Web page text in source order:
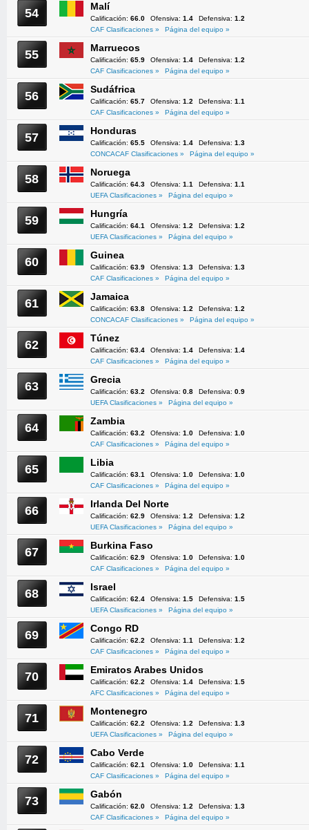
54 Malí
Calificación: 66.0 Ofensiva: 1.4 Defensiva: 1.2
CAF Clasificaciones »
Página del equipo »
55 Marruecos
Calificación: 65.9 Ofensiva: 1.4 Defensiva: 1.2
CAF Clasificaciones »
Página del equipo »
56 Sudáfrica
Calificación: 65.7 Ofensiva: 1.2 Defensiva: 1.1
CAF Clasificaciones »
Página del equipo »
57 Honduras
Calificación: 65.5 Ofensiva: 1.4 Defensiva: 1.3
CONCACAF Clasificaciones »
Página del equipo »
58 Noruega
Calificación: 64.3 Ofensiva: 1.1 Defensiva: 1.1
UEFA Clasificaciones »
Página del equipo »
59 Hungría
Calificación: 64.1 Ofensiva: 1.2 Defensiva: 1.2
UEFA Clasificaciones »
Página del equipo »
60 Guinea
Calificación: 63.9 Ofensiva: 1.3 Defensiva: 1.3
CAF Clasificaciones »
Página del equipo »
61 Jamaica
Calificación: 63.8 Ofensiva: 1.2 Defensiva: 1.2
CONCACAF Clasificaciones »
Página del equipo »
62 Túnez
Calificación: 63.4 Ofensiva: 1.4 Defensiva: 1.4
CAF Clasificaciones »
Página del equipo »
63 Grecia
Calificación: 63.2 Ofensiva: 0.8 Defensiva: 0.9
UEFA Clasificaciones »
Página del equipo »
64 Zambia
Calificación: 63.2 Ofensiva: 1.0 Defensiva: 1.0
CAF Clasificaciones »
Página del equipo »
65 Libia
Calificación: 63.1 Ofensiva: 1.0 Defensiva: 1.0
CAF Clasificaciones »
Página del equipo »
66 Irlanda Del Norte
Calificación: 62.9 Ofensiva: 1.2 Defensiva: 1.2
UEFA Clasificaciones »
Página del equipo »
67 Burkina Faso
Calificación: 62.9 Ofensiva: 1.0 Defensiva: 1.0
CAF Clasificaciones »
Página del equipo »
68 Israel
Calificación: 62.4 Ofensiva: 1.5 Defensiva: 1.5
UEFA Clasificaciones »
Página del equipo »
69 Congo RD
Calificación: 62.2 Ofensiva: 1.1 Defensiva: 1.2
CAF Clasificaciones »
Página del equipo »
70 Emiratos Arabes Unidos
Calificación: 62.2 Ofensiva: 1.4 Defensiva: 1.5
AFC Clasificaciones »
Página del equipo »
71 Montenegro
Calificación: 62.2 Ofensiva: 1.2 Defensiva: 1.3
UEFA Clasificaciones »
Página del equipo »
72 Cabo Verde
Calificación: 62.1 Ofensiva: 1.0 Defensiva: 1.1
CAF Clasificaciones »
Página del equipo »
73 Gabón
Calificación: 62.0 Ofensiva: 1.2 Defensiva: 1.3
CAF Clasificaciones »
Página del equipo »